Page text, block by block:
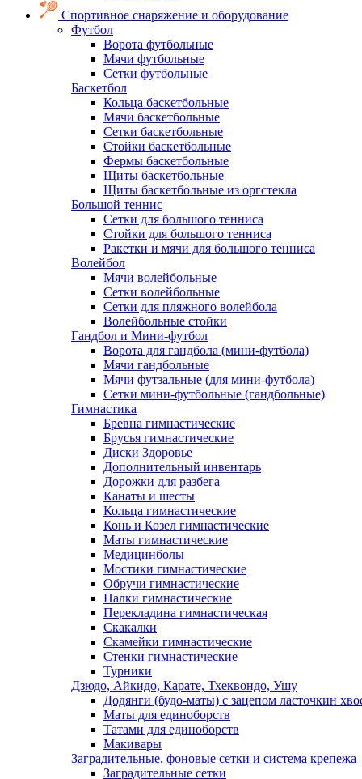
Спортивное снаряжение и оборудование
Футбол
Ворота футбольные
Мячи футбольные
Сетки футбольные
Баскетбол
Кольца баскетбольные
Мячи баскетбольные
Сетки баскетбольные
Стойки баскетбольные
Фермы баскетбольные
Щиты баскетбольные
Щиты баскетбольные из оргстекла
Большой теннис
Сетки для большого тенниса
Стойки для большого тенниса
Ракетки и мячи для большого тенниса
Волейбол
Мячи волейбольные
Сетки волейбольные
Сетки для пляжного волейбола
Волейбольные стойки
Гандбол и Мини-футбол
Ворота для гандбола (мини-футбола)
Мячи гандбольные
Мячи футзальные (для мини-футбола)
Сетки мини-футбольные (гандбольные)
Гимнастика
Бревна гимнастические
Брусья гимнастические
Диски Здоровье
Дополнительный инвентарь
Дорожки для разбега
Канаты и шесты
Кольца гимнастические
Конь и Козел гимнастические
Маты гимнастические
Медицинболы
Мостики гимнастические
Обручи гимнастические
Палки гимнастические
Перекладина гимнастическая
Скакалки
Скамейки гимнастические
Стенки гимнастические
Турники
Дзюдо, Айкидо, Карате, Тхеквондо, Ушу
Додянги (будо-маты) с зацепом ласточкин
Маты для единоборств
Татами для единоборств
Макивары
Заградительные, фоновые сетки и система крепежа
Заградительные сетки